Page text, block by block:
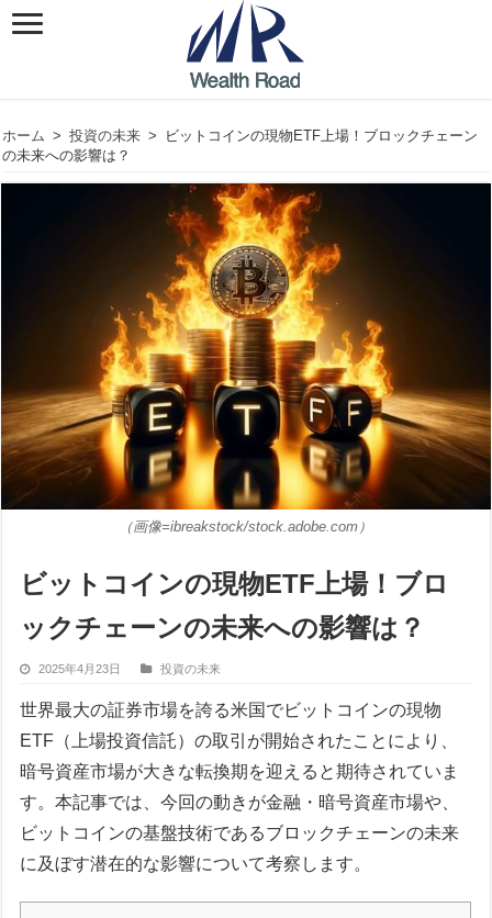
ホーム > 投資の未来 >
ビットコインの現物ETF上場！ブロックチェーン
の未来への影響は？
（画像=ibreakstock/stock.adobe.com）
ビットコインの現物ETF上場！ブロ
ックチェーンの未来への影響は？
2025年4月23日 投資の未来
世界最大の証券市場を誇る米国でビットコインの現物
ETF（上場投資信託）の取引が開始されたことにより、
暗号資産市場が大きな転換期を迎えると期待されていま
す。本記事では、今回の動きが金融・暗号資産市場や、
ビットコインの基盤技術であるブロックチェーンの未来
に及ぼす潜在的な影響について考察します。